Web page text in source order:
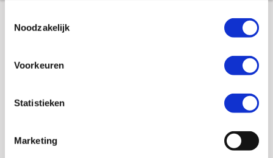
Noodzakelijk
Voorkeuren
Statistieken
Marketing
Aanvullende informatie
Gewicht
Titel